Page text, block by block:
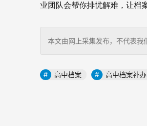
业团队会帮你排忧解难，让档
本文由网上采集发布，不代表
高中档案 高中档案补办